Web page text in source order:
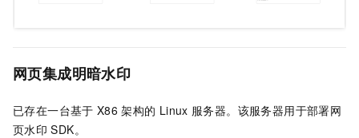
网页集成明暗水印
已存在一台基于 X86 架构的 Linux 服务器。该服务器用于部署网
页水印 SDK。